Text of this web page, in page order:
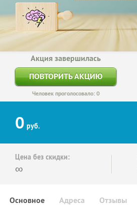
Акция завершилась
ПОВТОРИТЬ АКЦИЮ
Человек проголосовало: 0
0 руб.
Цена без скидки:
∞
Основное Отзывы
Адреса